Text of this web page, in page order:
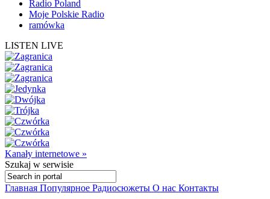
Radio Poland
Moje Polskie Radio
ramówka
LISTEN LIVE
Kanały internetowe »
Szukaj w serwisie
Главная Популярное Радиосюжеты О нас Контакты